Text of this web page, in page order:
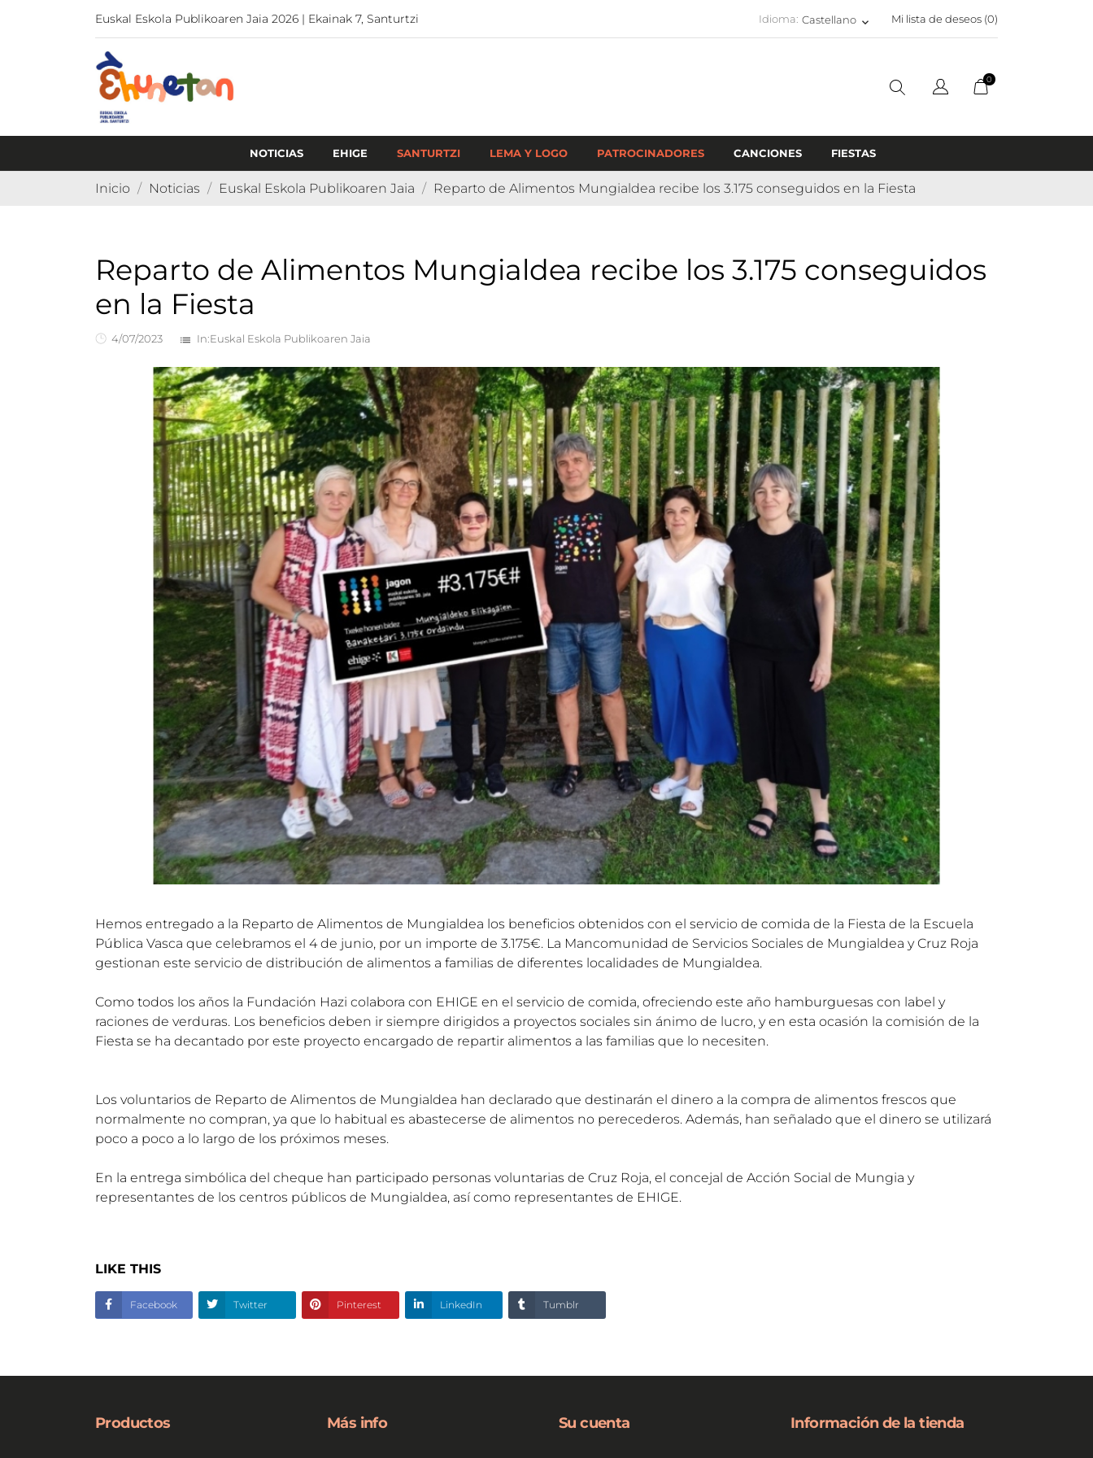
Euskal Eskola Publikoaren Jaia 2026 | Ekainak 7, Santurtzi Idioma: Castellano keyboard_arrow_down Mi lista de deseos (0)
0
NOTICIAS EHIGE SANTURTZI LEMA Y LOGO PATROCINADORES CANCIONES FIESTAS
Inicio Noticias Euskal Eskola Publikoaren Jaia Reparto de Alimentos Mungialdea recibe los 3.175 conseguidos en la Fiesta
Reparto de Alimentos Mungialdea recibe los 3.175 conseguidos
en la Fiesta
4/07/2023 list In:Euskal Eskola Publikoaren Jaia
Hemos entregado a la Reparto de Alimentos de Mungialdea los beneficios obtenidos con el servicio de comida de la Fiesta de la Escuela
Pública Vasca que celebramos el 4 de junio, por un importe de 3.175€. La Mancomunidad de Servicios Sociales de Mungialdea y Cruz Roja
gestionan este servicio de distribución de alimentos a familias de diferentes localidades de Mungialdea.
Como todos los años la Fundación Hazi colabora con EHIGE en el servicio de comida, ofreciendo este año hamburguesas con label y
raciones de verduras. Los beneficios deben ir siempre dirigidos a proyectos sociales sin ánimo de lucro, y en esta ocasión la comisión de la
Fiesta se ha decantado por este proyecto encargado de repartir alimentos a las familias que lo necesiten.
Los voluntarios de Reparto de Alimentos de Mungialdea han declarado que destinarán el dinero a la compra de alimentos frescos que
normalmente no compran, ya que lo habitual es abastecerse de alimentos no perecederos. Además, han señalado que el dinero se utilizará
poco a poco a lo largo de los próximos meses.
En la entrega simbólica del cheque han participado personas voluntarias de Cruz Roja, el concejal de Acción Social de Mungia y
representantes de los centros públicos de Mungialdea, así como representantes de EHIGE.
LIKE THIS
Facebook Twitter Pinterest LinkedIn Tumblr
Productos Más info Su cuenta Información de la tienda